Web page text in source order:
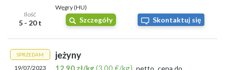
Ilość
5 - 20 t
Węgry (HU)
Szczegóły Skontaktuj się
SPRZEDAM
19/07/2023
jeżyny
12.90 zł/kg(3.00 €/kg)